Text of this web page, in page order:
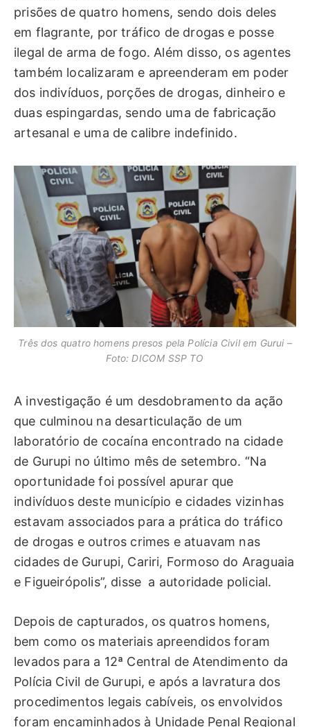
prisões de quatro homens, sendo dois deles
em flagrante, por tráfico de drogas e posse
ilegal de arma de fogo. Além disso, os agentes
também localizaram e apreenderam em poder
dos indivíduos, porções de drogas, dinheiro e
duas espingardas, sendo uma de fabricação
artesanal e uma de calibre indefinido.
Três dos quatro homens presos pela Polícia Civil em Gurui –
Foto: DICOM SSP TO
A investigação é um desdobramento da ação
que culminou na desarticulação de um
laboratório de cocaína encontrado na cidade
de Gurupi no último mês de setembro. “Na
oportunidade foi possível apurar que
indivíduos deste município e cidades vizinhas
estavam associados para a prática do tráfico
de drogas e outros crimes e atuavam nas
cidades de Gurupi, Cariri, Formoso do Araguaia
e Figueirópolis”, disse a autoridade policial.
Depois de capturados, os quatros homens,
bem como os materiais apreendidos foram
levados para a 12ª Central de Atendimento da
Polícia Civil de Gurupi, e após a lavratura dos
procedimentos legais cabíveis, os envolvidos
foram encaminhados à Unidade Penal Regional